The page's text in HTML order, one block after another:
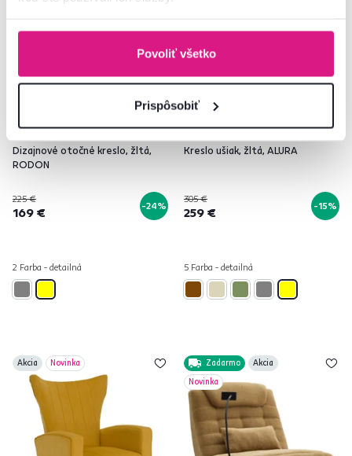
Povoliť všetko
Prispôsobiť
Dizajnové otočné kreslo, žltá,
RODON
225 €
169 € -24%
2 Farba - detailná
Kreslo ušiak, žltá, ALURA
305 €
259 € -15%
5 Farba - detailná
Akcia Novinka Zadarmo
Akcia
Novinka